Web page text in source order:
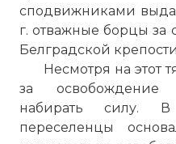
сподвижниками
г. отважные борцы за
Белградской
Несмотря на этот
за освобождение
набирать силу.
переселенцы